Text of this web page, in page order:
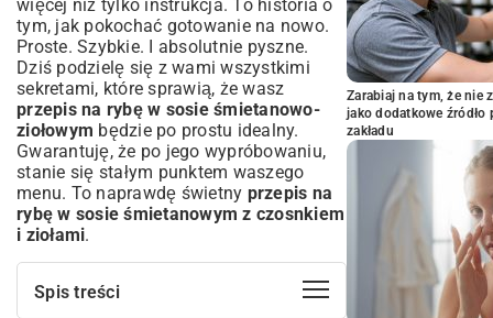
więcej niż tylko instrukcja. To historia o
tym, jak pokochać gotowanie na nowo.
Proste. Szybkie. I absolutnie pyszne.
Dziś podzielę się z wami wszystkimi
sekretami, które sprawią, że wasz
przepis na rybę w sosie śmietanowo-
ziołowym będzie po prostu idealny.
Gwarantuję, że po jego wypróbowaniu,
stanie się stałym punktem waszego
menu. To naprawdę świetny przepis na
rybę w sosie śmietanowym z czosnkiem
i ziołami.
Spis treści
Zarabiaj na tym, że nie
jako dodatkowe
zakładu